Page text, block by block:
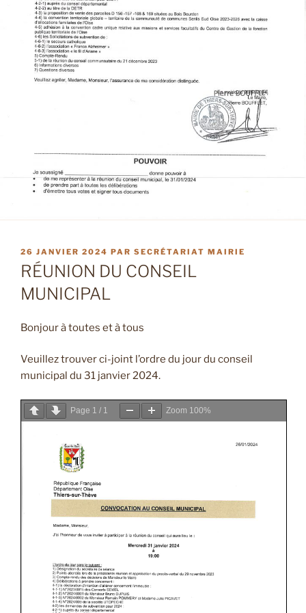
PUBLIÉ
LE
26 JANVIER 2024 PAR SECRÉTARIAT MAIRIE
RÉUNION DU CONSEIL
MUNICIPAL
Bonjour à toutes et à tous
Veuillez trouver ci-joint l’ordre du jour du conseil
municipal du 31 janvier 2024.
Page 1 / 1 Zoom 100%